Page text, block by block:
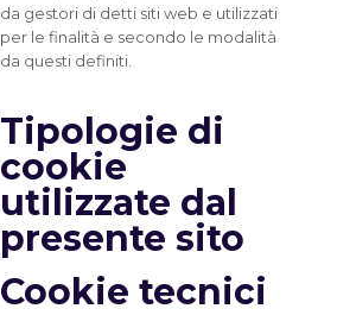
da gestori di detti siti web e utilizzati
per le finalità e secondo le modalità
da questi definiti.
Tipologie di
cookie
utilizzate dal
presente sito
Cookie tecnici